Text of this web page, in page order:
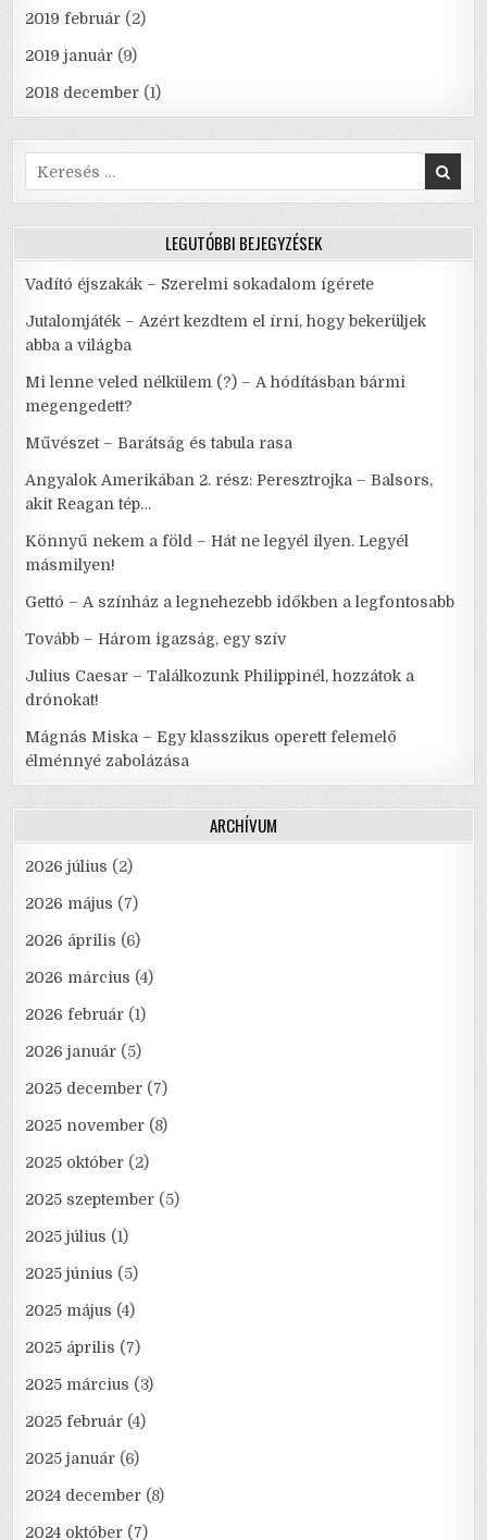
2019 február (2)
2019 január (9)
2018 december (1)
Search
for:
LEGUTÓBBI BEJEGYZÉSEK
Vadító éjszakák – Szerelmi sokadalom ígérete
Jutalomjáték – Azért kezdtem el írni, hogy bekerüljek
abba a világba
Mi lenne veled nélkülem (?) – A hódításban bármi
megengedett?
Művészet – Barátság és tabula rasa
Angyalok Amerikában 2. rész: Peresztrojka – Balsors,
akit Reagan tép…
Könnyű nekem a föld – Hát ne legyél ilyen. Legyél
másmilyen!
Gettó – A színház a legnehezebb időkben a legfontosabb
Tovább – Három igazság, egy szív
Julius Caesar – Találkozunk Philippinél, hozzátok a
drónokat!
Mágnás Miska – Egy klasszikus operett felemelő
élménnyé zabolázása
ARCHÍVUM
2026 július (2)
2026 május (7)
2026 április (6)
2026 március (4)
2026 február (1)
2026 január (5)
2025 december (7)
2025 november (8)
2025 október (2)
2025 szeptember (5)
2025 július (1)
2025 június (5)
2025 május (4)
2025 április (7)
2025 március (3)
2025 február (4)
2025 január (6)
2024 december (8)
2024 október (7)